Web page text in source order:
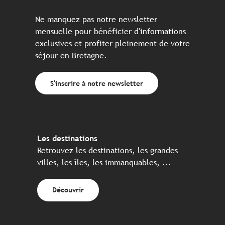
Ne manquez pas notre newsletter
mensuelle pour bénéficier d'informations
exclusives et profiter pleinement de votre
séjour en Bretagne.
S'inscrire à notre newsletter
Les destinations
Retrouvez les destinations, les grandes
villes, les îles, les immanquables, ...
Découvrir